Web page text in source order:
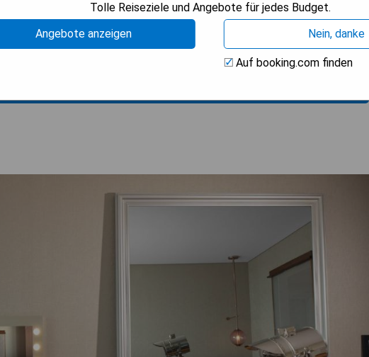
Tolle Reiseziele und Angebote für jedes Budget.
Angebote anzeigen
Nein, danke
Auf booking.com finden